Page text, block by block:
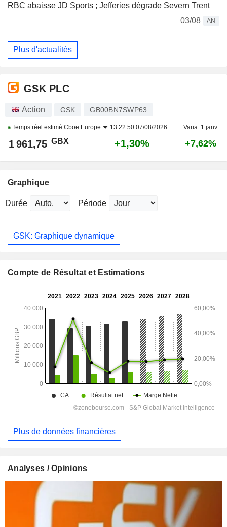
RBC abaisse JD Sports ; Jefferies dégrade Severn Trent
03/08
AN
Plus d'actualités
GSK PLC
Action GSK GB00BN7SWP63
Temps réel estimé Cboe Europe 13:22:50 07/08/2026 Varia. 1 janv.
1 961,75 GBX +1,30% +7,62%
Graphique
Durée Période
GSK: Graphique dynamique
Compte de Résultat et Estimations
Plus de données financières
Analyses / Opinions